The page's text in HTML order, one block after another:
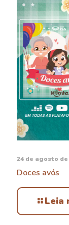
24 de agosto de
Doces avós
Leia